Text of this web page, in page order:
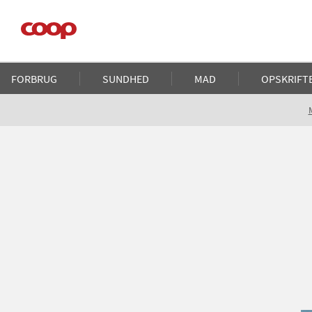
hovedindhold
Main
navigation
FORBRUG SUNDHED MAD
Brødkrumme